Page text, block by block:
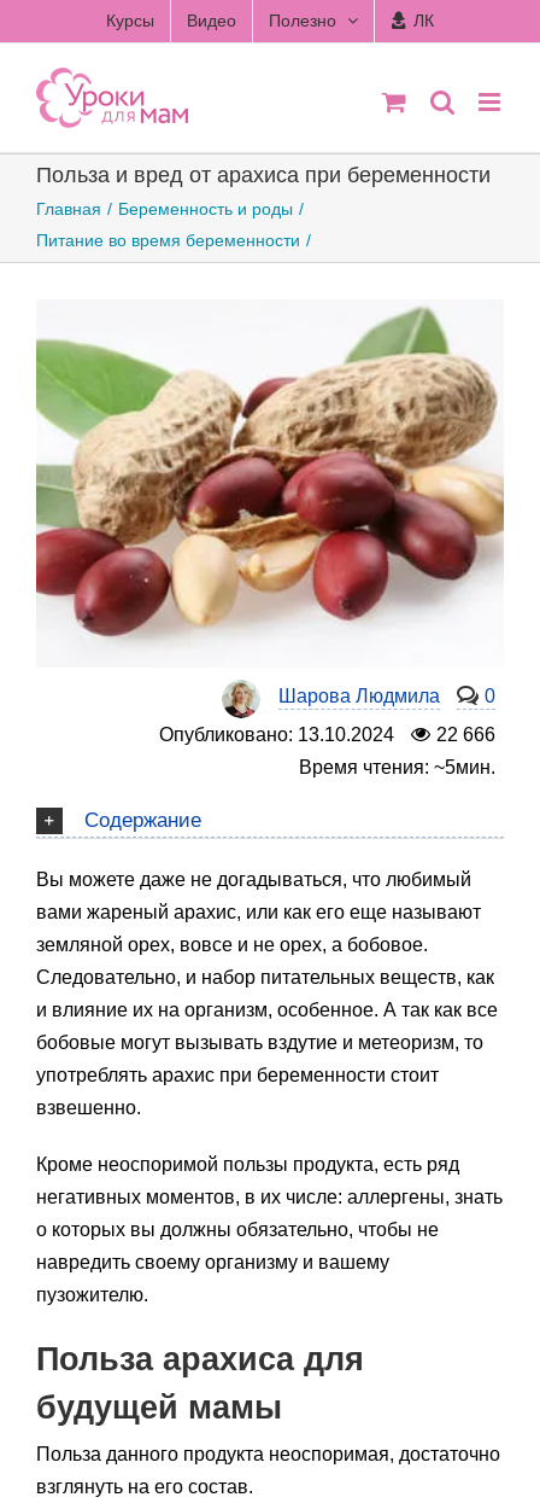
to
content
Курсы Видео Полезно ЛК
Польза и вред от арахиса при беременности
Главная
Беременность и роды
Питание во время беременности
Шарова Людмила
0
Опубликовано: 13.10.2024
22 666
Время чтения: ~5мин.
Содержание
Вы можете даже не догадываться, что любимый
вами жареный арахис, или как его еще называют
земляной орех, вовсе и не орех, а бобовое.
Следовательно, и набор питательных веществ, как
и влияние их на организм, особенное. А так как все
бобовые могут вызывать вздутие и метеоризм, то
употреблять арахис при беременности стоит
взвешенно.
Кроме неоспоримой пользы продукта, есть ряд
негативных моментов, в их числе: аллергены, знать
о которых вы должны обязательно, чтобы не
навредить своему организму и вашему
пузожителю.
Польза арахиса для
будущей мамы
Польза данного продукта неоспоримая, достаточно
взглянуть на его состав.